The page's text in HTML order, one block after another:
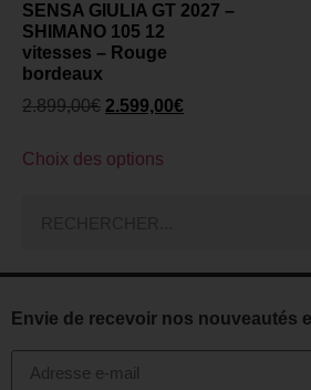
SENSA GIULIA GT 2027 –
SHIMANO 105 12
vitesses – Rouge
bordeaux
2.899,00€ 2.599,00€
Choix des options
Envie de recevoir nos nouveautés